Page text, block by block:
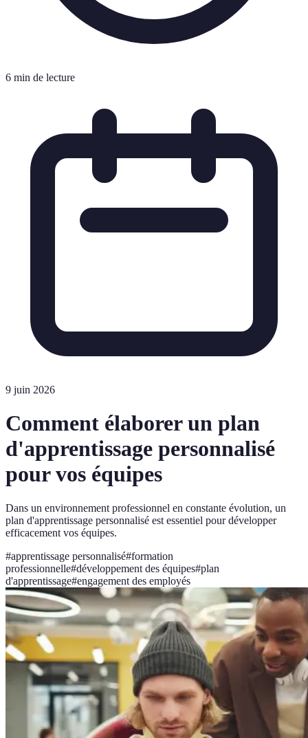
6 min de lecture
9 juin 2026
Comment élaborer un plan
d'apprentissage personnalisé
pour vos équipes
Dans un environnement professionnel en constante évolution, un
plan d'apprentissage personnalisé est essentiel pour développer
efficacement vos équipes.
#apprentissage personnalisé#formation
professionnelle#développement des équipes#plan
d'apprentissage#engagement des employés